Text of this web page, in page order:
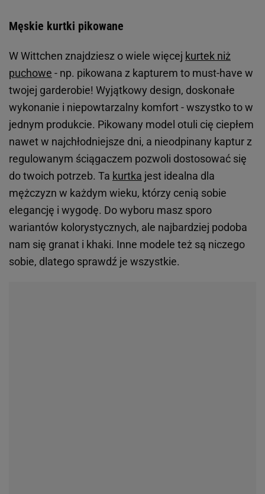
Męskie kurtki pikowane
W Wittchen znajdziesz o wiele więcej kurtek niż
puchowe - np. pikowana z kapturem to must-have w
twojej garderobie! Wyjątkowy design, doskonałe
wykonanie i niepowtarzalny komfort - wszystko to w
jednym produkcie. Pikowany model otuli cię ciepłem
nawet w najchłodniejsze dni, a nieodpinany kaptur z
regulowanym ściągaczem pozwoli dostosować się
do twoich potrzeb. Ta kurtka jest idealna dla
mężczyzn w każdym wieku, którzy cenią sobie
elegancję i wygodę. Do wyboru masz sporo
wariantów kolorystycznych, ale najbardziej podoba
nam się granat i khaki. Inne modele też są niczego
sobie, dlatego sprawdź je wszystkie.